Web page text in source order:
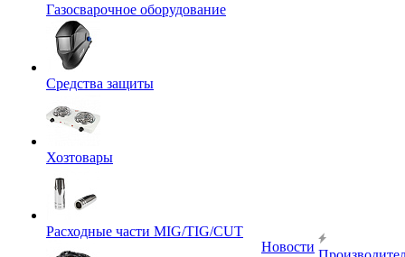
Газосварочное оборудование
Средства защиты
Хозтовары
Расходные части MIG/TIG/CUT
Новости